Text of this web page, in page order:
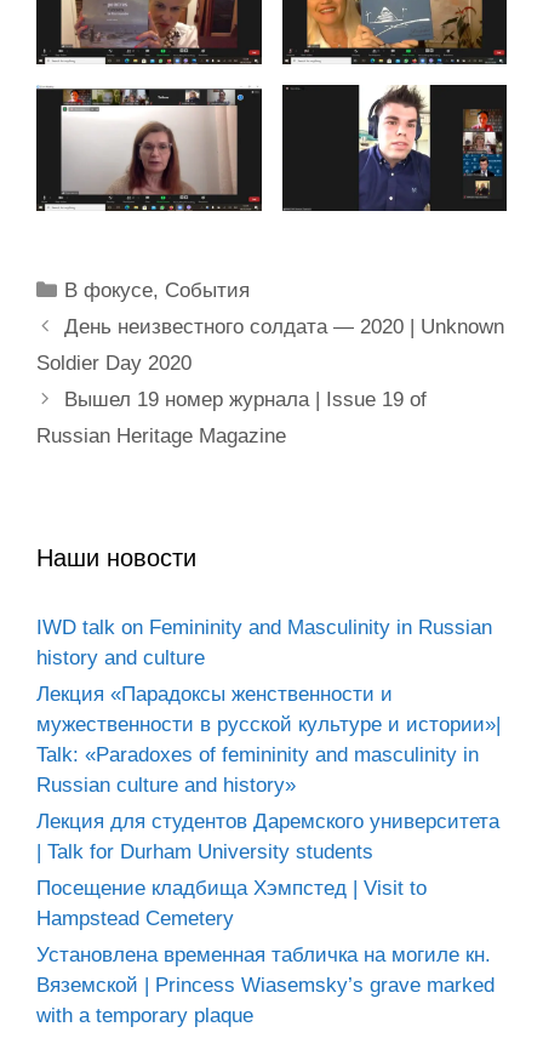
Рубрики
В фокусе, События
День неизвестного солдата — 2020 | Unknown
Soldier Day 2020
Вышел 19 номер журнала | Issue 19 of
Russian Heritage Magazine
Наши новости
IWD talk on Femininity and Masculinity in Russian
history and culture
Лекция «Парадоксы женственности и
мужественности в русской культуре и истории»|
Talk: «Paradoxes of femininity and masculinity in
Russian culture and history»
Лекция для студентов Даремского университета
| Talk for Durham University students
Посещение кладбища Хэмпстед | Visit to
Hampstead Cemetery
Установлена временная табличка на могиле кн.
Вяземской | Princess Wiasemsky’s grave marked
with a temporary plaque